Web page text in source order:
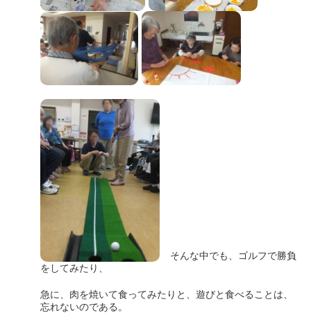
そんな中でも、ゴルフで勝負
をしてみたり、
急に、肉を焼いて食ってみたりと、遊びと食べることは、
忘れないのである。